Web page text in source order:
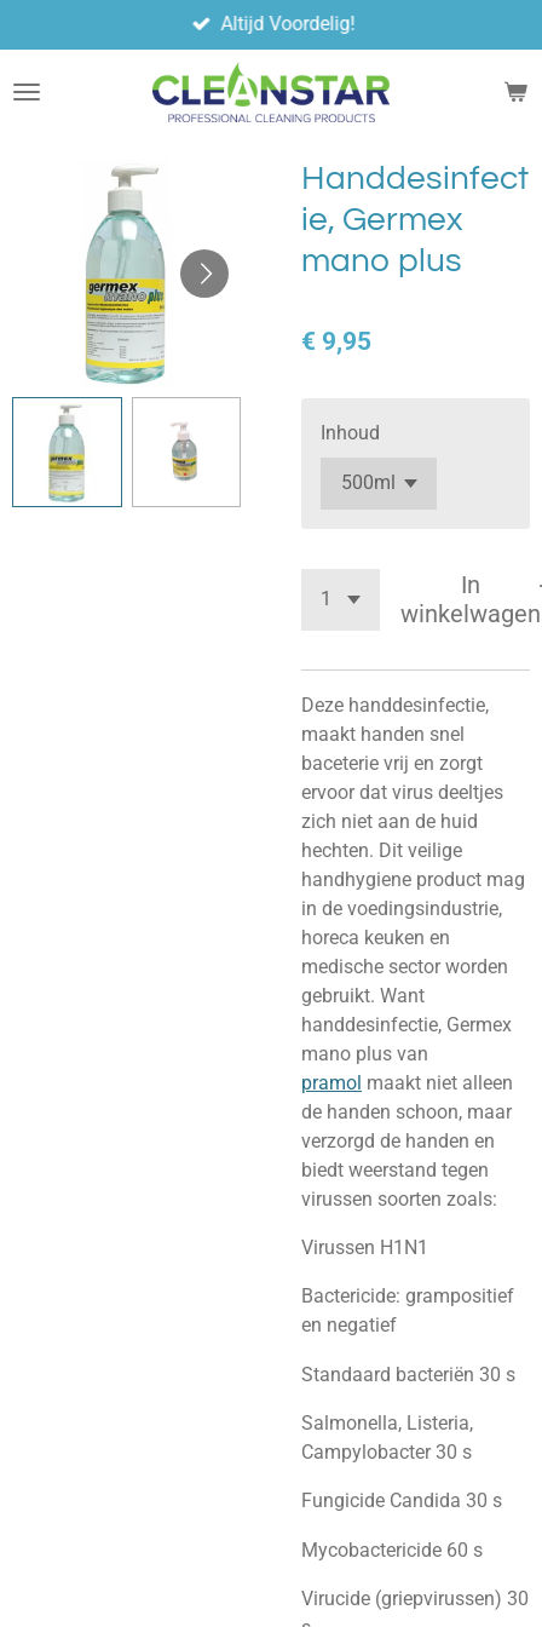
direct
naar
Altijd Voordelig!
Handdesinfect
ie, Germex
mano plus
€ 9,95
Inhoud
In
winkelwagen
Deze handdesinfectie,
maakt handen snel
baceterie vrij en zorgt
ervoor dat virus deeltjes
zich niet aan de huid
hechten. Dit veilige
handhygiene product mag
in de voedingsindustrie,
horeca keuken en
medische sector worden
gebruikt. Want
handdesinfectie, Germex
mano plus van
pramol maakt niet alleen
de handen schoon, maar
verzorgd de handen en
biedt weerstand tegen
virussen soorten zoals:
Virussen H1N1
Bactericide: grampositief
en negatief
Standaard bacteriën 30 s
Salmonella, Listeria,
Campylobacter 30 s
Fungicide Candida 30 s
Mycobactericide 60 s
Virucide (griepvirussen) 30